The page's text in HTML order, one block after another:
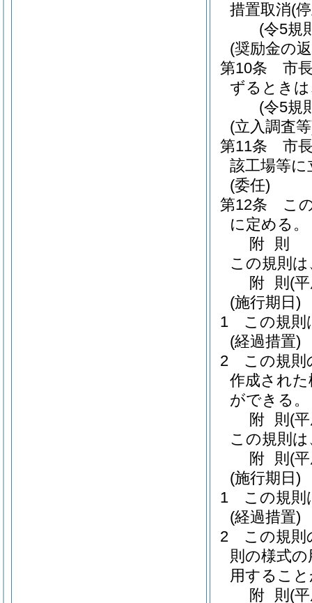
措置取消(
(令5規
(奨励金の
第10条
市
ずるとき
(令5規
(立入調査
第11条
市
該工場等
(委任)
第12条
こ
に定める。
附 則
この規則
附 則 (
(施行期日)
1
この規則
(経過措置)
2
この規則
作成され
ができる。
附 則 (
この規則
附 則 (
(施行期日)
1
この規則
(経過措置)
2
この規則
則の様式
用するこ
附 則 (